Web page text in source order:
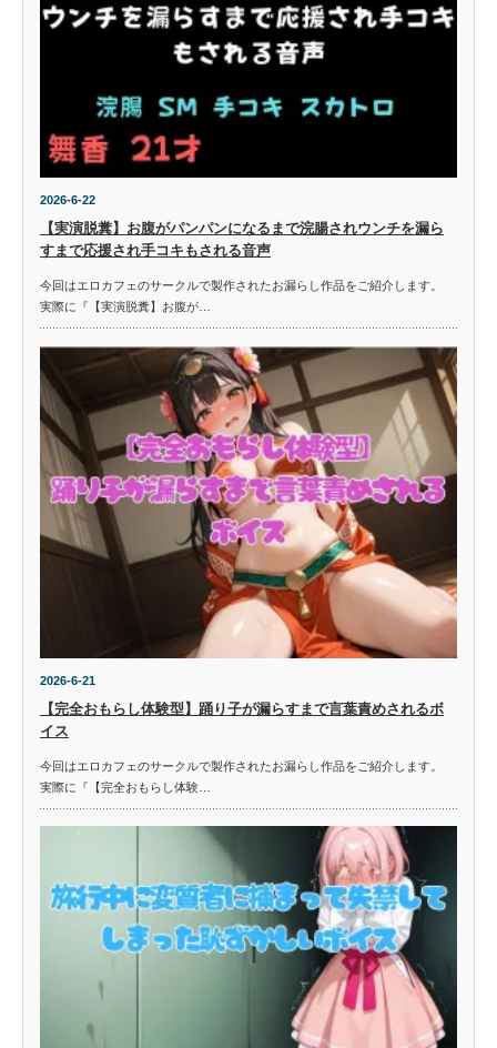
2026-6-22
【実演脱糞】お腹がパンパンになるまで浣腸されウンチを漏ら
すまで応援され手コキもされる音声
今回はエロカフェのサークルで製作されたお漏らし作品をご紹介します。
実際に『【実演脱糞】お腹が…
2026-6-21
【完全おもらし体験型】踊り子が漏らすまで言葉責めされるボ
イス
今回はエロカフェのサークルで製作されたお漏らし作品をご紹介します。
実際に『【完全おもらし体験…